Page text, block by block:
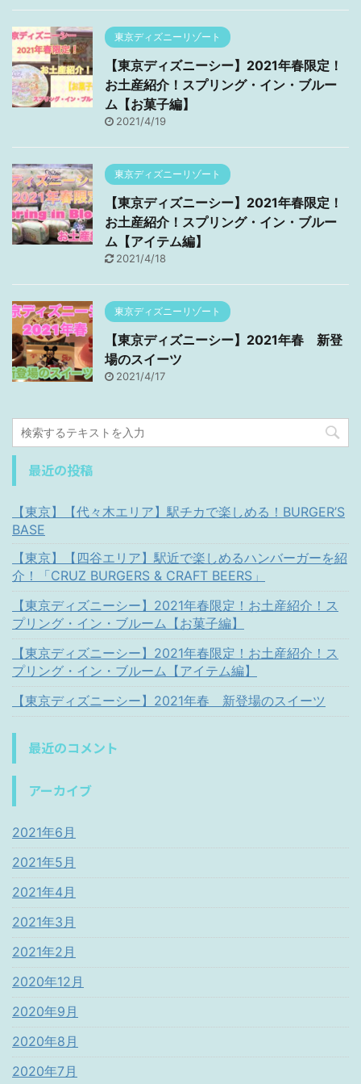
東京ディズニーリゾート
【東京ディズニーシー】2021年春限定！
お土産紹介！スプリング・イン・ブルー
ム【お菓子編】
2021/4/19
東京ディズニーリゾート
【東京ディズニーシー】2021年春限定！
お土産紹介！スプリング・イン・ブルー
ム【アイテム編】
2021/4/18
東京ディズニーリゾート
【東京ディズニーシー】2021年春 新登
場のスイーツ
2021/4/17
最近の投稿
【東京】【代々木エリア】駅チカで楽しめる！BURGER’S
BASE
【東京】【四谷エリア】駅近で楽しめるハンバーガーを紹
介！「CRUZ BURGERS & CRAFT BEERS」
【東京ディズニーシー】2021年春限定！お土産紹介！ス
プリング・イン・ブルーム【お菓子編】
【東京ディズニーシー】2021年春限定！お土産紹介！ス
プリング・イン・ブルーム【アイテム編】
【東京ディズニーシー】2021年春 新登場のスイーツ
最近のコメント
アーカイブ
2021年6月
2021年5月
2021年4月
2021年3月
2021年2月
2020年12月
2020年9月
2020年8月
2020年7月